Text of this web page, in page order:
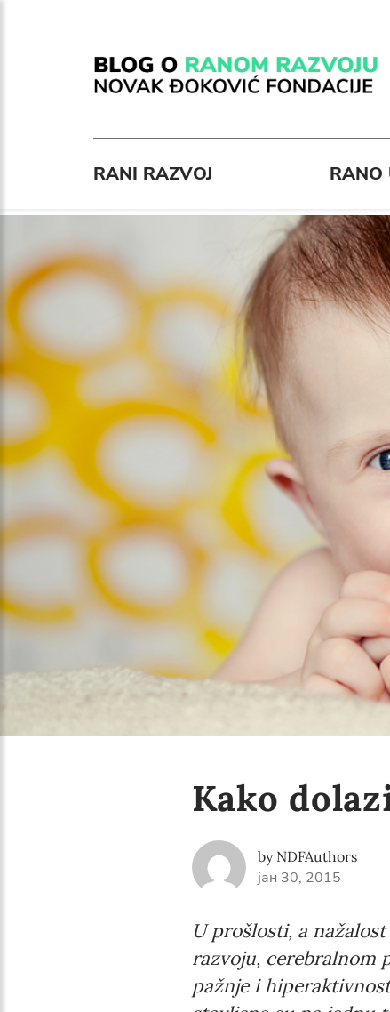
RANI RAZVOJ RANO
Kako
by NDFAuthors
јан 30, 2015
U prošlosti, a
razvoju, cerebralnom
pažnje i